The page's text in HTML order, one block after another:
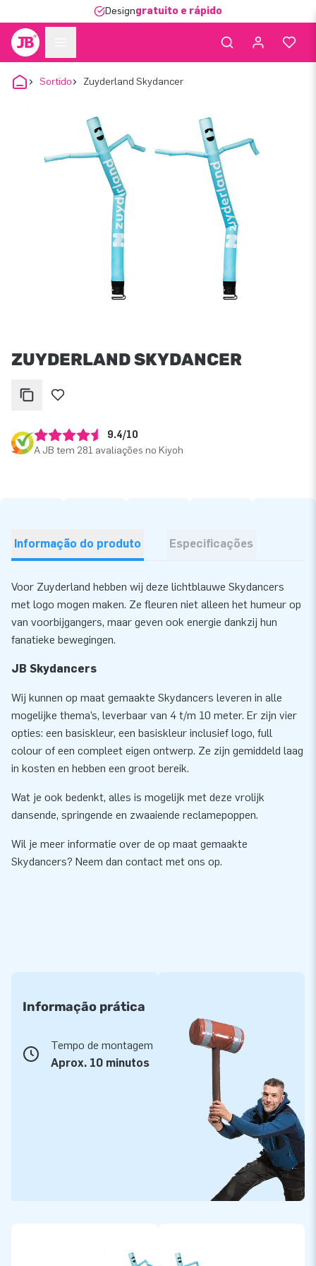
Designgratuito e rápido
Sortido Zuyderland Skydancer
ZUYDERLAND SKYDANCER
9.4/10
A JB tem 281 avaliações no Kiyoh
Informação do produto Especificações
Voor Zuyderland hebben wij deze lichtblauwe Skydancers
met logo mogen maken. Ze fleuren niet alleen het humeur op
van voorbijgangers, maar geven ook energie dankzij hun
fanatieke bewegingen.
JB Skydancers
Wij kunnen op maat gemaakte Skydancers leveren in alle
mogelijke thema’s, leverbaar van 4 t/m 10 meter. Er zijn vier
opties: een basiskleur, een basiskleur inclusief logo, full
colour of een compleet eigen ontwerp. Ze zijn gemiddeld laag
in kosten en hebben een groot bereik.
Wat je ook bedenkt, alles is mogelijk met deze vrolijk
dansende, springende en zwaaiende reclamepoppen.
Wil je meer informatie over de op maat gemaakte
Skydancers? Neem dan contact met ons op.
Informação prática
Tempo de montagem
Aprox. 10 minutos